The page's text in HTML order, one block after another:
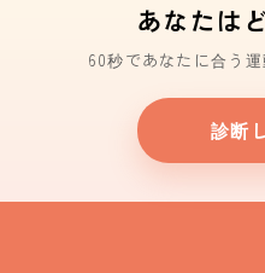
あなたは
60秒であなたに合う
診断